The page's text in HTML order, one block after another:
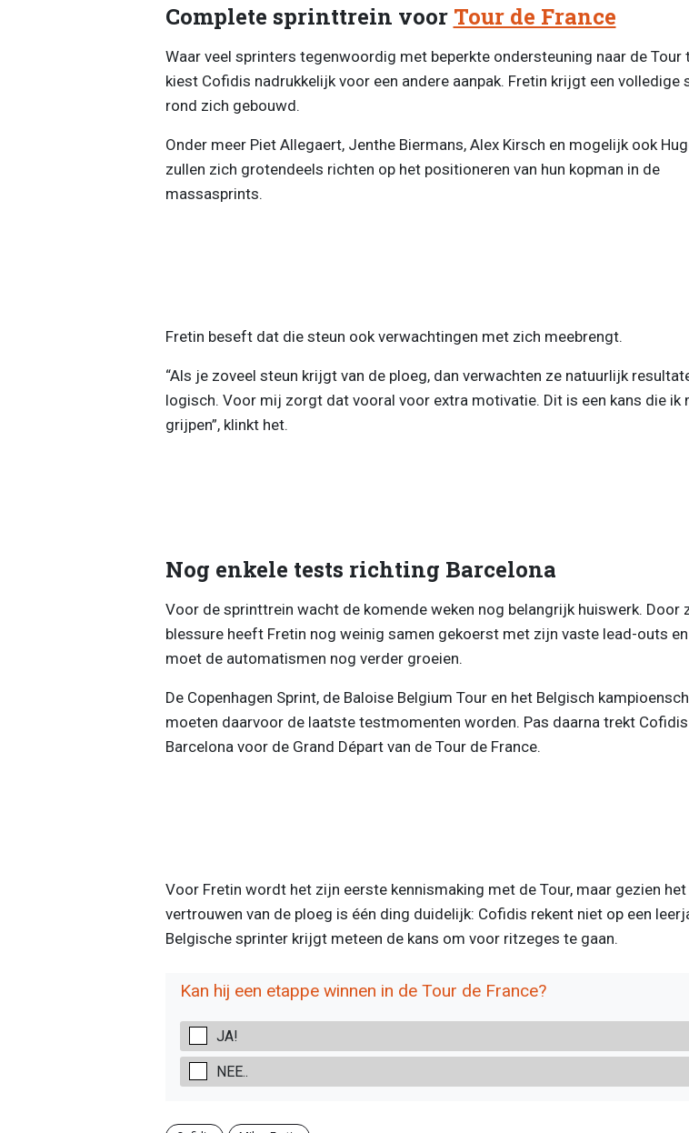
Complete sprinttrein voor Tour de France
Waar veel sprinters tegenwoordig met beperkte ondersteuning naar de Tour
kiest Cofidis nadrukkelijk voor een andere aanpak. Fretin krijgt een volledige
rond zich gebouwd.
Onder meer Piet Allegaert, Jenthe Biermans, Alex Kirsch en mogelijk ook
zullen zich grotendeels richten op het positioneren van hun kopman in de
massasprints.
Fretin beseft dat die steun ook verwachtingen met zich meebrengt.
“Als je zoveel steun krijgt van de ploeg, dan verwachten ze natuurlijk
logisch. Voor mij zorgt dat vooral voor extra motivatie. Dit is een kans die ik
grijpen”, klinkt het.
Nog enkele tests richting Barcelona
Voor de sprinttrein wacht de komende weken nog belangrijk huiswerk. Door
blessure heeft Fretin nog weinig samen gekoerst met zijn vaste lead-outs
moet de automatismen nog verder groeien.
De Copenhagen Sprint, de Baloise Belgium Tour en het Belgisch
moeten daarvoor de laatste testmomenten worden. Pas daarna trekt
Barcelona voor de Grand Départ van de Tour de France.
Voor Fretin wordt het zijn eerste kennismaking met de Tour, maar gezien het
vertrouwen van de ploeg is één ding duidelijk: Cofidis rekent niet op een
Belgische sprinter krijgt meteen de kans om voor ritzeges te gaan.
Kan hij een etappe winnen in de Tour de France?
JA!
NEE..